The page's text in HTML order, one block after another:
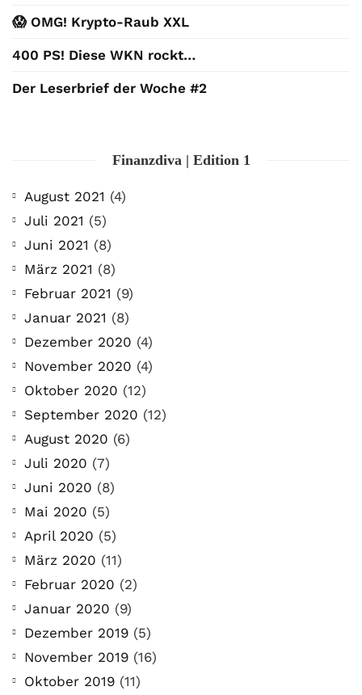
😱 OMG! Krypto-Raub XXL
400 PS! Diese WKN rockt…
Der Leserbrief der Woche #2
Finanzdiva | Edition 1
August 2021 (4)
Juli 2021 (5)
Juni 2021 (8)
März 2021 (8)
Februar 2021 (9)
Januar 2021 (8)
Dezember 2020 (4)
November 2020 (4)
Oktober 2020 (12)
September 2020 (12)
August 2020 (6)
Juli 2020 (7)
Juni 2020 (8)
Mai 2020 (5)
April 2020 (5)
März 2020 (11)
Februar 2020 (2)
Januar 2020 (9)
Dezember 2019 (5)
November 2019 (16)
Oktober 2019 (11)